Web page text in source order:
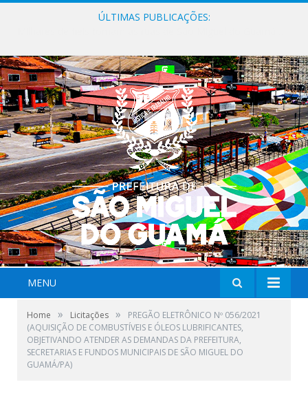
ÚLTIMAS PUBLICAÇÕES:
MENU
Home » Licitações »
PREGÃO ELETRÔNICO Nº 056/2021
(AQUISIÇÃO DE COMBUSTÍVEIS E ÓLEOS LUBRIFICANTES,
OBJETIVANDO ATENDER AS DEMANDAS DA PREFEITURA,
SECRETARIAS E FUNDOS MUNICIPAIS DE SÃO MIGUEL DO
GUAMÁ/PA)